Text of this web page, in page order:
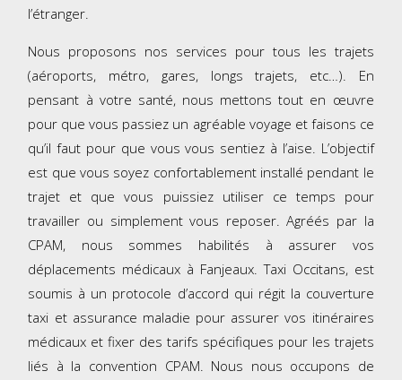
l’étranger.
Nous proposons nos services pour tous les trajets
(aéroports, métro, gares, longs trajets, etc…). En
pensant à votre santé, nous mettons tout en œuvre
pour que vous passiez un agréable voyage et faisons ce
qu’il faut pour que vous vous sentiez à l’aise. L’objectif
est que vous soyez confortablement installé pendant le
trajet et que vous puissiez utiliser ce temps pour
travailler ou simplement vous reposer. Agréés par la
CPAM, nous sommes habilités à assurer vos
déplacements médicaux à Fanjeaux. Taxi Occitans, est
soumis à un protocole d’accord qui régit la couverture
taxi et assurance maladie pour assurer vos itinéraires
médicaux et fixer des tarifs spécifiques pour les trajets
liés à la convention CPAM. Nous nous occupons de